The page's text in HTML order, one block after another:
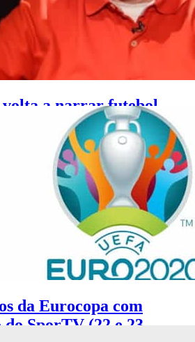
a narrar futebol
terça-feira
da Eurocopa com
do SporTV (22 e 23